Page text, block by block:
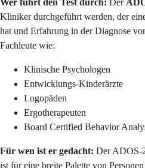
Wer führt den Test durch: Der
Kliniker durchgeführt werden, der
hat und Erfahrung in der Diagnose
Fachleute wie:
Klinische Psychologen
Entwicklungs-Kinderärzte
Logopäden
Ergotherapeuten
Board Certified Behavior
Für wen ist er gedacht: Der ADOS-
ist für eine breite Palette von